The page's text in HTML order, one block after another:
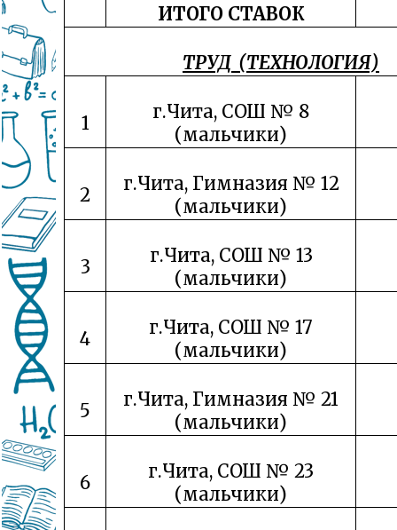
ИТОГО СТАВОК
ТРУД (ТЕХНОЛОГИЯ)
1
г.Чита, СОШ № 8
(мальчики)
2
г.Чита, Гимназия № 12
(мальчики)
3
г.Чита, СОШ № 13
(мальчики)
4
г.Чита, СОШ № 17
(мальчики)
5
г.Чита, Гимназия № 21
(мальчики)
6
г.Чита, СОШ № 23
(мальчики)